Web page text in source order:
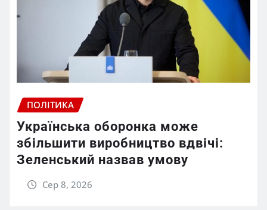
ПОЛІТИКА
Українська оборонка може
збільшити виробництво вдвічі:
Зеленський назвав умову
Сер 8, 2026